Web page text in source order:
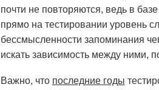
почти не повторяются, ведь в
прямо на тестировании уровень
бессмысленности запоминания
искать зависимость между ними,
Важно, что последние годы